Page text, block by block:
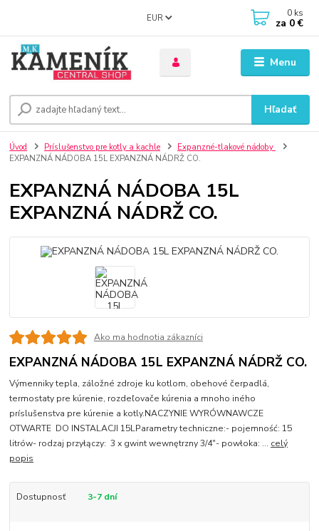
Menu
EUR
Hľadať
0 ks
za 0 €
Úvod Príslušenstvo pre kotly a kachle
Expanzné-tlakové nádoby
EXPANZNÁ NÁDOBA 15L EXPANZNÁ NÁDRŽ CO.
EXPANZNÁ NÁDOBA 15L
EXPANZNÁ NÁDRŽ CO.
Ako ma hodnotia zákazníci
EXPANZNÁ NÁDOBA 15L EXPANZNÁ NÁDRŽ CO.
Výmenniky tepla, záložné zdroje ku kotlom, obehové čerpadlá,
termostaty pre kúrenie, rozdeľovače kúrenia a mnoho iného
príslušenstva pre kúrenie a kotly.NACZYNIE WYRÓWNAWCZE
OTWARTE DO INSTALACJI 15LParametry techniczne:- pojemność: 15
litrów- rodzaj przyłączy: 3 x gwint wewnętrzny 3/4"- powłoka: ... celý
popis
Dostupnosť 3-7 dní